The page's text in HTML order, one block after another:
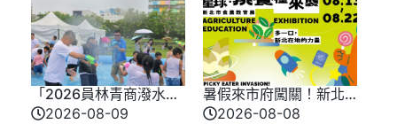
「2026員林青商潑水
節」 大小朋友打水仗 玩
2026-08-09
暑假來市府闖關！新北
味覺星球8/13登場 8/10
2026-08-08